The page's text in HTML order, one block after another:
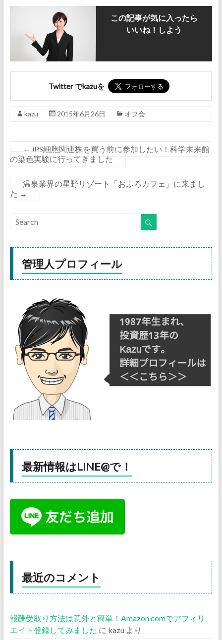
この記事が気に入ったら
いいね！しよう
Twitter でkazuを
kazu 2015年6月26日 オフ会
← iPS細胞関連株を買う前に参加したい！科学未来館
の染色実験に行ってきました
温泉業界の星野リゾート「おふろカフェ」に来まし
た →
管理人プロフィール
最新情報はLINE@で！
最近のコメント
報酬受取り方法は意外と簡単！Amazon.comでアフィリ
エイト登録してみました に kazu より